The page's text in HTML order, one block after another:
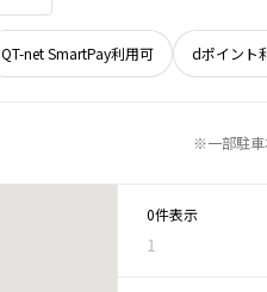
QT-net SmartPay利用可 dポイント
※一部駐車
0件表示
1